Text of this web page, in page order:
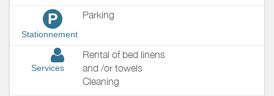
P
Stationnement
Parking
Services
Rental of bed linens
and /or towels
Cleaning